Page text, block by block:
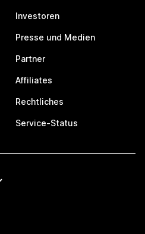
Investoren
Presse und Medien
Partner
Affiliates
Rechtliches
Service-Status